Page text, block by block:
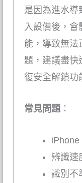
是因為進水導
入設備後，
能，導致無法
題，建議盡快
復安全解鎖功
常見問題 ：
iPhone
辨識速
識別不